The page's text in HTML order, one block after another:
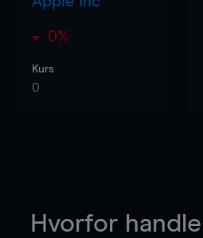
0%
Kurs
0
Hvorfor handle